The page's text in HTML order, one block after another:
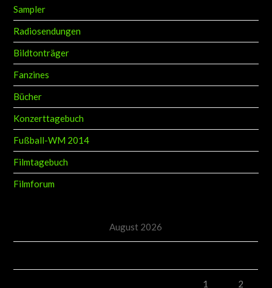
Sampler
Radiosendungen
Bildtonträger
Fanzines
Bücher
Konzerttagebuch
Fußball-WM 2014
Filmtagebuch
Filmforum
August 2026
1 2